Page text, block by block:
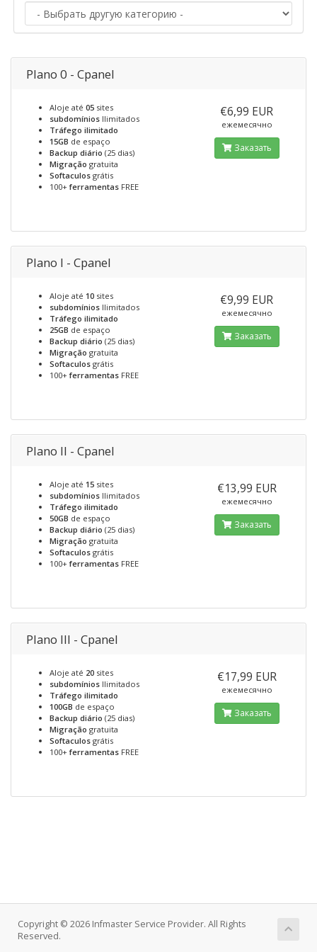
Plano 0 - Cpanel
Aloje até 05 sites
subdomínios Ilimitados
Tráfego ilimitado
15GB de espaço
Backup diário (25 dias)
Migração gratuita
Softaculos grátis
100+ferramentas FREE
€6,99 EUR
ежемесячно
Заказать
Plano I - Cpanel
Aloje até 10 sites
subdomínios Ilimitados
Tráfego ilimitado
25GB de espaço
Backup diário (25 dias)
Migração gratuita
Softaculos grátis
100+ferramentas FREE
€9,99 EUR
ежемесячно
Заказать
Plano II - Cpanel
Aloje até 15 sites
subdomínios Ilimitados
Tráfego ilimitado
50GB de espaço
Backup diário (25 dias)
Migração gratuita
Softaculos grátis
100+ferramentas FREE
€13,99 EUR
ежемесячно
Заказать
Plano III - Cpanel
Aloje até 20 sites
subdomínios Ilimitados
Tráfego ilimitado
100GB de espaço
Backup diário (25 dias)
Migração gratuita
Softaculos grátis
100+ferramentas FREE
€17,99 EUR
ежемесячно
Заказать
Copyright © 2026 Infmaster Service Provider. All Rights
Reserved.